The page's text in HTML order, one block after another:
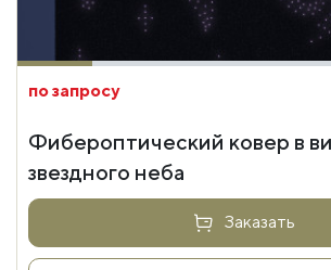
по запросу
Фибероптический ковер в
звездного неба
Заказать